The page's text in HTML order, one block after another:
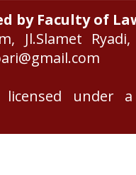
by Faculty of
Jl.Slamet
under